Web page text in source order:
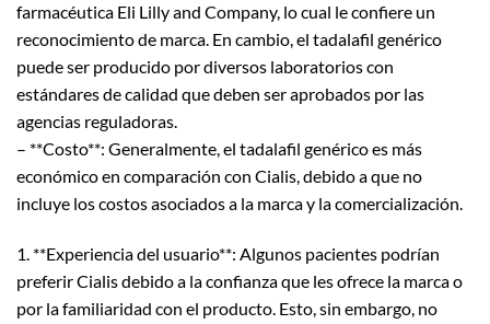
farmacéutica Eli Lilly and Company, lo cual le confiere un
reconocimiento de marca. En cambio, el tadalafil genérico
puede ser producido por diversos laboratorios con
estándares de calidad que deben ser aprobados por las
agencias reguladoras.
– **Costo**: Generalmente, el tadalafil genérico es más
económico en comparación con Cialis, debido a que no
incluye los costos asociados a la marca y la comercialización.
1. **Experiencia del usuario**: Algunos pacientes podrían
preferir Cialis debido a la confianza que les ofrece la marca o
por la familiaridad con el producto. Esto, sin embargo, no